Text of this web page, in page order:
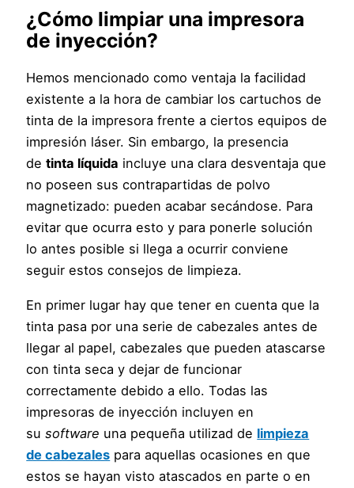
¿Cómo limpiar una impresora
de inyección?
Hemos mencionado como ventaja la facilidad
existente a la hora de cambiar los cartuchos de
tinta de la impresora frente a ciertos equipos de
impresión láser. Sin embargo, la presencia
detinta líquida incluye una clara desventaja que
no poseen sus contrapartidas de polvo
magnetizado: pueden acabar secándose. Para
evitar que ocurra esto y para ponerle solución
lo antes posible si llega a ocurrir conviene
seguir estos consejos de limpieza.
En primer lugar hay que tener en cuenta que la
tinta pasa por una serie de cabezales antes de
llegar al papel, cabezales que pueden atascarse
con tinta seca y dejar de funcionar
correctamente debido a ello. Todas las
impresoras de inyección incluyen en
susoftware una pequeña utilizad de limpieza
de cabezales para aquellas ocasiones en que
estos se hayan visto atascados en parte o en